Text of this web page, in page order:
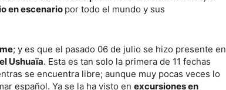
en escenario por todo el mundo y sus
; y es que el pasado 06 de julio se hizo presente en
Ushuaïa. Esta es tan solo la primera de 11 fechas
se encuentra libre; aunque muy pocas veces lo
español. Ya se la ha visto en excursiones en